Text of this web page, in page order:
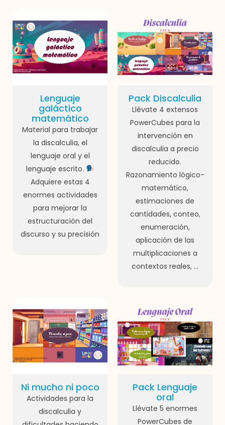
Lenguaje
galáctico
matemático
Material para trabajar
la discalculia, el
lenguaje oral y el
lenguaje escrito.
Adquiere estas 4
enormes actividades
para mejorar la
estructuración del
discurso y su precisión
Pack Discalculia
Llévate 4 extensos
PowerCubes para la
intervención en
discalculia a precio
reducido.
Razonamiento lógico-
matemático,
estimaciones de
cantidades, conteo,
enumeración,
aplicación de las
multiplicaciones a
contextos reales, ...
Ni mucho ni poco
Actividades para la
discalculia y
Pack Lenguaje
oral
Llévate 5 enormes
PowerCubes de